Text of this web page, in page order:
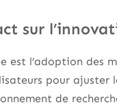
sur
est l’adoption des
pour ajuster
de